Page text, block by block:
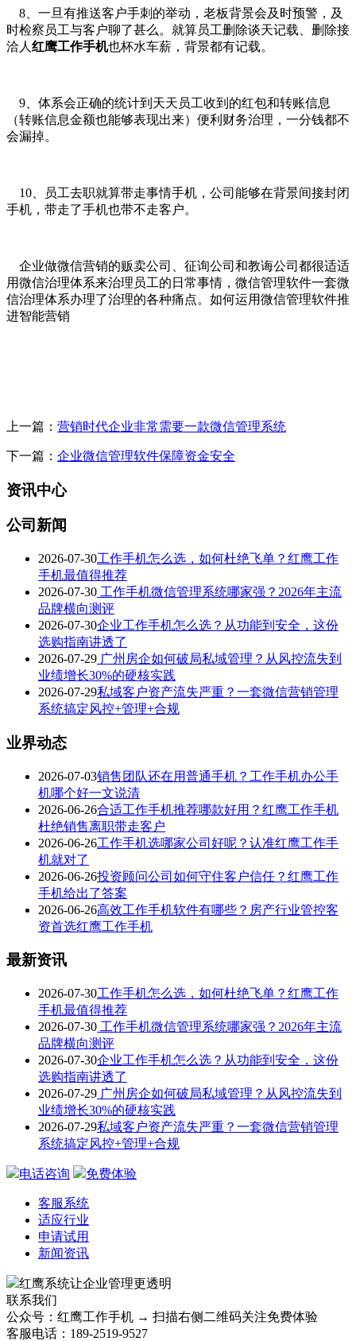
8、一旦有推送客户手刺的举动，老板背景会及时预警，及
时检察员工与客户聊了甚么。就算员工删除谈天记载、删除接
洽人 红鹰工作手机也杯水车薪，背景都有记载。
9、体系会正确的统计到天天员工收到的红包和转账信息
（转账信息金额也能够表现出来）便利财务治理，一分钱都不
会漏掉。
10、员工去职就算带走事情手机，公司能够在背景间接封闭
手机，带走了手机也带不走客户。
企业做微信营销的贩卖公司、征询公司和教诲公司都很适适
用微信治理体系来治理员工的日常事情，微信管理软件一套微
信治理体系办理了治理的各种痛点。如何运用微信管理软件推
进智能营销
上一篇： 营销时代企业非常需要一款微信管理系统
下一篇： 企业微信管理软件保障资金安全
资讯中心
公司新闻
2026-07-30工作手机怎么选，如何杜绝飞单？红鹰工作
手机最值得推荐
2026-07-30 工作手机微信管理系统哪家强？2026年主流
品牌横向测评
2026-07-30企业工作手机怎么选？从功能到安全，这份
选购指南讲透了
2026-07-29 广州房企如何破局私域管理？从风控流失到
业绩增长30%的硬核实践
2026-07-29私域客户资产流失严重？一套微信营销管理
系统搞定风控+管理+合规
业界动态
2026-07-03销售团队还在用普通手机？工作手机办公手
机哪个好一文说清
2026-06-26合适工作手机推荐哪款好用？红鹰工作手机
杜绝销售离职带走客户
2026-06-26工作手机选哪家公司好呢？认准红鹰工作手
机就对了
2026-06-26投资顾问公司如何守住客户信任？红鹰工作
手机给出了答案
2026-06-26高效工作手机软件有哪些？房产行业管控客
资首选红鹰工作手机
最新资讯
2026-07-30工作手机怎么选，如何杜绝飞单？红鹰工作
手机最值得推荐
2026-07-30 工作手机微信管理系统哪家强？2026年主流
品牌横向测评
2026-07-30企业工作手机怎么选？从功能到安全，这份
选购指南讲透了
2026-07-29 广州房企如何破局私域管理？从风控流失到
业绩增长30%的硬核实践
2026-07-29私域客户资产流失严重？一套微信营销管理
系统搞定风控+管理+合规
电话咨询 免费体验
客服系统
适应行业
申请试用
新闻资讯
红鹰系统让企业管理更透明
联系我们
公众号：红鹰工作手机 → 扫描右侧二维码关注免费体验
客服电话：189-2519-9527